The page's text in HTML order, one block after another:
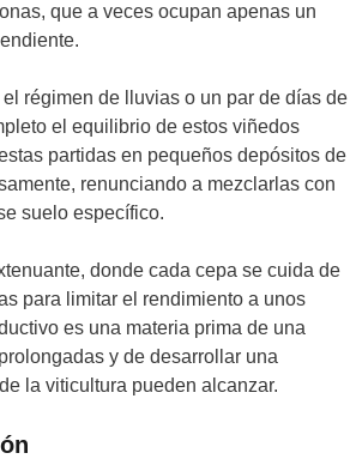
que a veces ocupan apenas un
régimen de lluvias o un par de días de
el equilibrio de estos viñedos
partidas en pequeños depósitos de
renunciando a mezclarlas con
suelo específico.
donde cada cepa se cuida de
para limitar el rendimiento a unos
es una materia prima de una
y de desarrollar una
la viticultura pueden alcanzar.